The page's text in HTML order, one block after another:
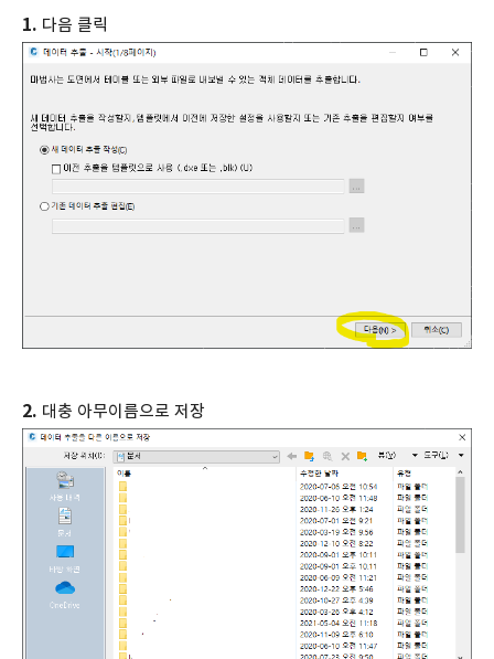
1. 다음 클릭
2. 대충 아무이름으로 저장